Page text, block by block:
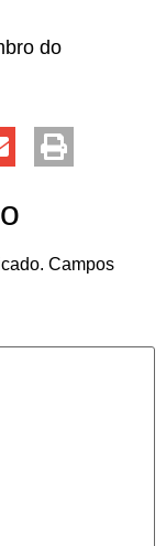
do
Campos